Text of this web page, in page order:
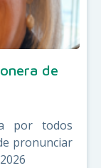
de
por todos
pronunciar